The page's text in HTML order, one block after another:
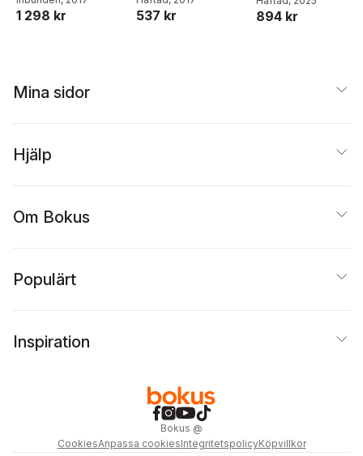
1 298 kr 537 kr 894 kr
Mina sidor
Hjälp
Om Bokus
Populärt
Inspiration
Bokus @
CookiesAnpassa cookiesIntegritetspolicyKöpvillkor